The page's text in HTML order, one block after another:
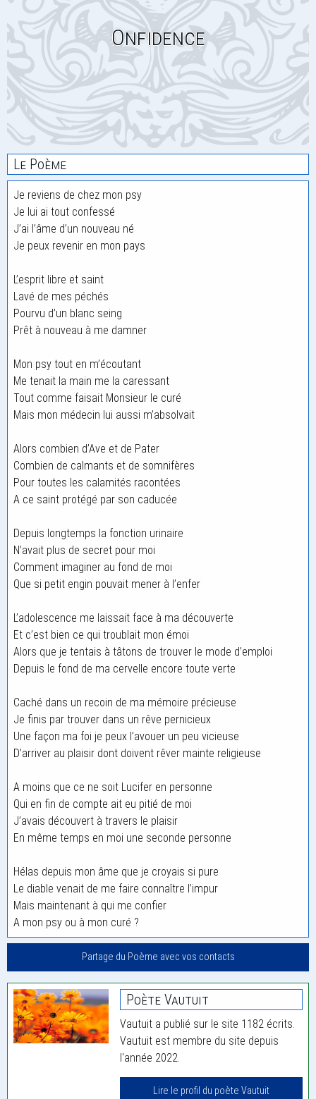
Onfidence
Le Poème
Je reviens de chez mon psy
Je lui ai tout confessé
J’ai l’âme d’un nouveau né
Je peux revenir en mon pays
L’esprit libre et saint
Lavé de mes péchés
Pourvu d’un blanc seing
Prêt à nouveau à me damner
Mon psy tout en m’écoutant
Me tenait la main me la caressant
Tout comme faisait Monsieur le curé
Mais mon médecin lui aussi m’absolvait
Alors combien d’Ave et de Pater
Combien de calmants et de somnifères
Pour toutes les calamités racontées
A ce saint protégé par son caducée
Depuis longtemps la fonction urinaire
N’avait plus de secret pour moi
Comment imaginer au fond de moi
Que si petit engin pouvait mener à l’enfer
L’adolescence me laissait face à ma découverte
Et c’est bien ce qui troublait mon émoi
Alors que je tentais à tâtons de trouver le mode d’emploi
Depuis le fond de ma cervelle encore toute verte
Caché dans un recoin de ma mémoire précieuse
Je finis par trouver dans un rêve pernicieux
Une façon ma foi je peux l’avouer un peu vicieuse
D’arriver au plaisir dont doivent rêver mainte religieuse
A moins que ce ne soit Lucifer en personne
Qui en fin de compte ait eu pitié de moi
J’avais découvert à travers le plaisir
En même temps en moi une seconde personne
Hélas depuis mon âme que je croyais si pure
Le diable venait de me faire connaître l’impur
Mais maintenant à qui me confier
A mon psy ou à mon curé ?
Partage du Poème avec vos contacts
Poète Vautuit
Vautuit a publié sur le site 1182 écrits.
Vautuit est membre du site depuis
l'année 2022.
Lire le profil du poète Vautuit